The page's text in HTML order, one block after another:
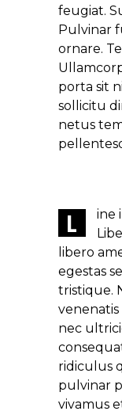
feugiat.
Pulvinar
ornare.
porta sit
sollicitu
netus
L
ine
libero
egestas
tristique.
nec
ridiculus
pulvinar
vivamus